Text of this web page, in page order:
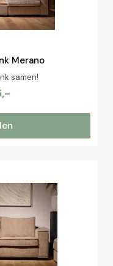
Merano
samen!